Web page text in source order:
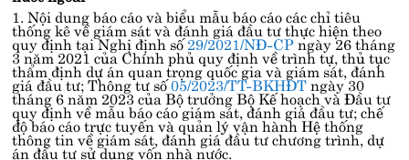
1. Nội dung báo cáo và biểu mẫu báo cáo các chỉ tiêu
thống kê về giám sát và đánh giá đầu tư thực hiện theo
quy định tại Nghị định số29/2021/NĐ-CPngày 26 tháng
3 năm 2021 của Chính phủ quy định về trình tự, thủ tục
thẩm định dự án quan trọng quốc gia và giám sát, đánh
giá đầu tư; Thông tư số05/2023/TT-BKHĐTngày 30
tháng 6 năm 2023 của Bộ trưởng Bộ Kế hoạch và Đầu tư
quy định về mẫu báo cáo giám sát, đánh giá đầu tư; chế
độ báo cáo trực tuyến và quản lý vận hành Hệ thống
thông tin về giám sát, đánh giá đầu tư chương trình, dự
án đầu tư sử dụng vốn nhà nước.